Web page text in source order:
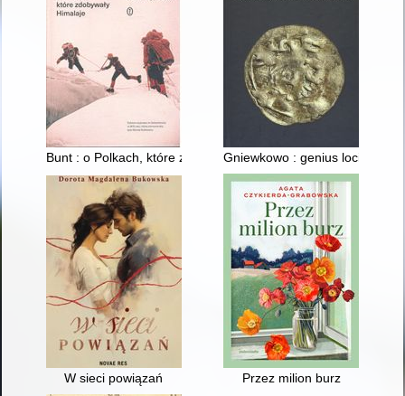
Bunt : o Polkach, które zdobywały HimalajeGniewkowo : genius loci :
W sieci powiązań Przez milion burz